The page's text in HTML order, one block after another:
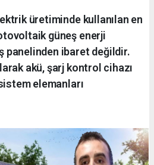
üretiminde kullanılan en
güneş enerji
panelinden ibaret değildir.
akü, şarj kontrol cihazı
elemanları